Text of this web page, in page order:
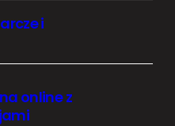
i
online z